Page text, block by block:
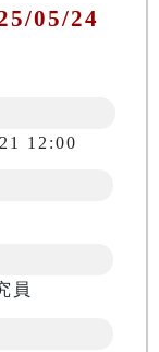
05/24
12:00
員